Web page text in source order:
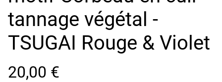
tannage végétal -
TSUGAI Rouge & Violet
20,00 €